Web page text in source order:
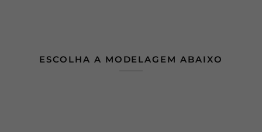
ESCOLHA A MODELAGEM ABAIXO